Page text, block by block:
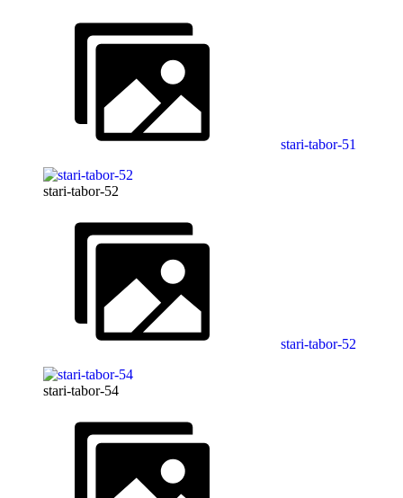
stari-tabor-51
stari-tabor-52
stari-tabor-52
stari-tabor-54